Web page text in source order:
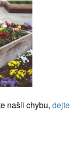
našli chybu, dejte